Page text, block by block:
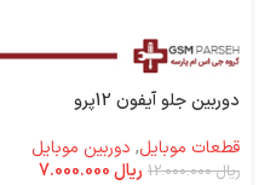
دوربین جلو آیفون 12پرو
قطعات موبایل, دوربین موبایل
ریال12.000.000 ریال